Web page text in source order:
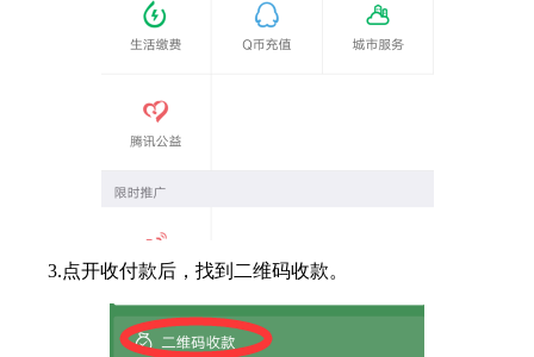
3.点开收付款后，找到二维码收款。